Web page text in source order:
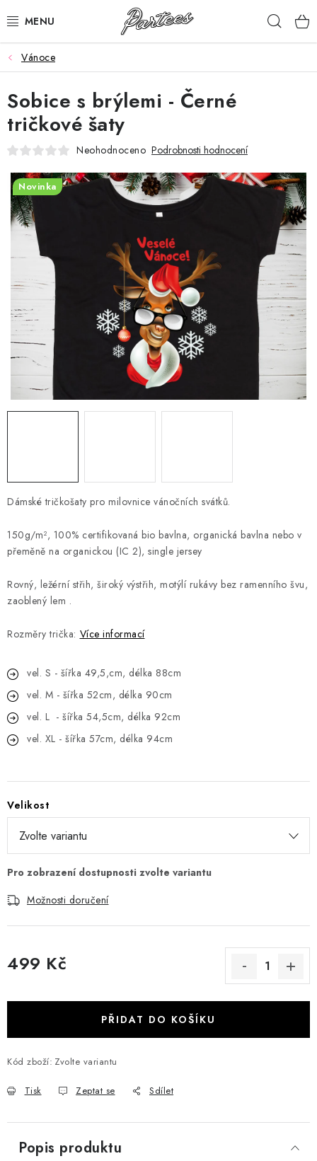
na
ROZLUČKA
NAROZENINY
NA MÍRU
DÁRKY
VÁNOCE
🖤 SLEVY
KONTAKTY
Jak nakupovat Moje objednávka
Výměna / vrácení zboží
Hodnocení obchodu
Potisk textilu
Obchodní podmínky
GDPR + cookies
Vánoce
Dámské tričkošaty pro milovnice vánočních svátků.
150g/m², 100% certifikovaná bio bavlna, organická bavlna nebo v
přeměně na organickou (IC 2), single jersey
Rovný, ležérní střih, široký výstřih, motýlí rukávy bez ramenního švu,
zaoblený lem .
Rozměry trička: Více informací
vel. S - šířka 49,5,cm, délka 88cm
vel. M - šířka 52cm, délka 90cm
vel. L - šířka 54,5cm, délka 92cm
vel. XL - šířka 57cm, délka 94cm
Velikost
Možnosti doručení
499 Kč
PŘIDAT DO KOŠÍKU
Kód zboží: Zvolte variantu
Tisk Zeptat se Sdílet
Sobice s brýlemi - Černé
tričkové šaty
Neohodnoceno Podrobnosti hodnocení
Novinka
Popis produktu